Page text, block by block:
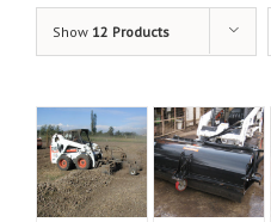
Show 12 Products